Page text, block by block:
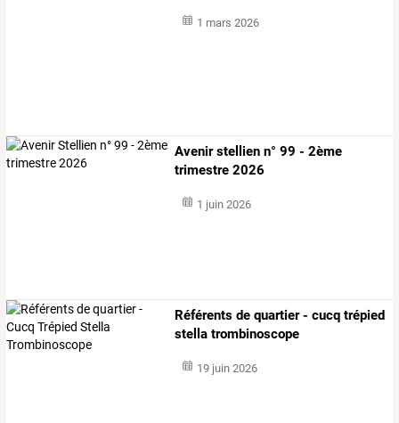
1 mars 2026
Avenir stellien n° 99 - 2ème
trimestre 2026
1 juin 2026
Référents de quartier - cucq trépied
stella trombinoscope
19 juin 2026